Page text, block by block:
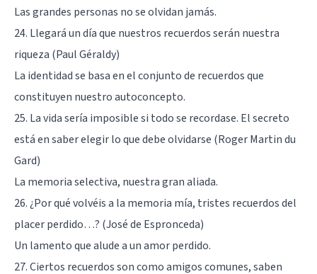
Las grandes personas no se olvidan jamás.
24. Llegará un día que nuestros recuerdos serán nuestra
riqueza (Paul Géraldy)
La identidad se basa en el conjunto de recuerdos que
constituyen nuestroautoconcepto.
25. La vida sería imposible si todo se recordase. El secreto
está en saber elegir lo que debe olvidarse (Roger Martin du
Gard)
La memoria selectiva, nuestra gran aliada.
26. ¿Por qué volvéis a la memoria mía, tristes recuerdos del
placer perdido…? (José de Espronceda)
Un lamento que alude a un amor perdido.
27. Ciertos recuerdos son como amigos comunes, saben